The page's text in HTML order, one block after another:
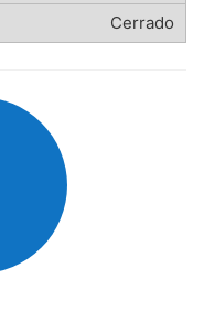
Cerrado